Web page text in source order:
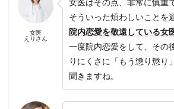
女医
えりさん
そういった煩わしいことを
院内恋愛を敬遠している女
一度院内恋愛をして、その
りにくさに「もう懲り懲り
聞きますね。